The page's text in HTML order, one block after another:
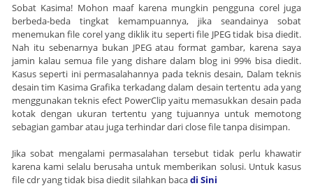
Sobat Kasima! Mohon maaf karena mungkin pengguna corel juga
berbeda-beda tingkat kemampuannya, jika seandainya sobat
menemukan file corel yang diklik itu seperti file JPEG tidak bisa diedit.
Nah itu sebenarnya bukan JPEG atau format gambar, karena saya
jamin kalau semua file yang dishare dalam blog ini 99% bisa diedit.
Kasus seperti ini permasalahannya pada teknis desain, Dalam teknis
desain tim Kasima Grafika terkadang dalam desain tertentu ada yang
menggunakan teknis efect PowerClip yaitu memasukkan desain pada
kotak dengan ukuran tertentu yang tujuannya untuk memotong
sebagian gambar atau juga terhindar dari close file tanpa disimpan.
Jika sobat mengalami permasalahan tersebut tidak perlu khawatir
karena kami selalu berusaha untuk memberikan solusi. Untuk kasus
file cdr yang tidak bisa diedit silahkan bacadi Sini